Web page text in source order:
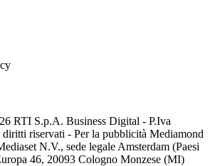
RTI S.p.A. Business Digital - P.Iva
riservati - Per la pubblicità Mediamond
N.V., sede legale Amsterdam (Paesi
46, 20093 Cologno Monzese (MI)